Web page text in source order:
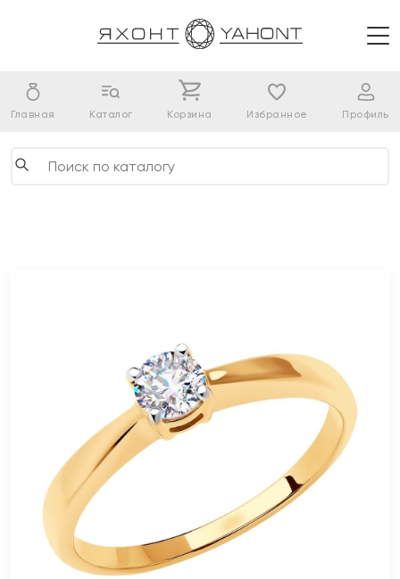
Главная Каталог Корзина Избранное Профиль